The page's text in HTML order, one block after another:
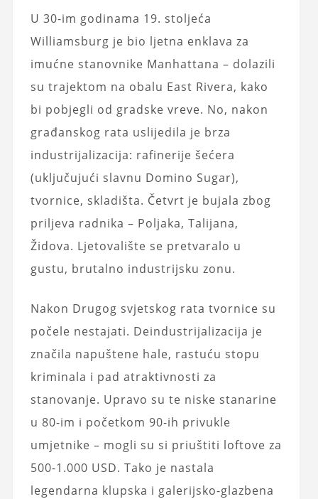
U 30-im godinama 19. stoljeća
Williamsburg je bio ljetna enklava za
imućne stanovnike Manhattana – dolazili
su trajektom na obalu East Rivera, kako
bi pobjegli od gradske vreve. No, nakon
građanskog rata uslijedila je brza
industrijalizacija: rafinerije šećera
(uključujući slavnu Domino Sugar),
tvornice, skladišta. Četvrt je bujala zbog
priljeva radnika – Poljaka, Talijana,
Židova. Ljetovalište se pretvaralo u
gustu, brutalno industrijsku zonu.
Nakon Drugog svjetskog rata tvornice su
počele nestajati. Deindustrijalizacija je
značila napuštene hale, rastuću stopu
kriminala i pad atraktivnosti za
stanovanje. Upravo su te niske stanarine
u 80-im i početkom 90-ih privukle
umjetnike – mogli su si priuštiti loftove za
500-1.000 USD. Tako je nastala
legendarna klupska i galerijsko-glazbena